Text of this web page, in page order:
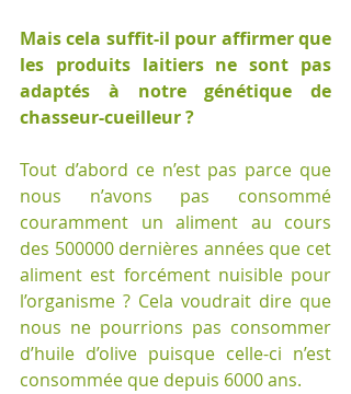
Mais cela suffit-il pour affirmer que
les produits laitiers ne sont pas
adaptés à notre génétique de
chasseur-cueilleur ?
Tout d’abord ce n’est pas parce que
nous n’avons pas consommé
couramment un aliment au cours
des 500000 dernières années que cet
aliment est forcément nuisible pour
l’organisme ? Cela voudrait dire que
nous ne pourrions pas consommer
d’huile d’olive puisque celle-ci n’est
consommée que depuis 6000 ans.